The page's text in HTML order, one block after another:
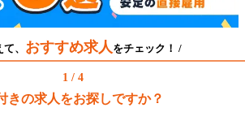
、 おすすめ求人 をチェック！ /
1 / 4
きの求人をお探しですか？